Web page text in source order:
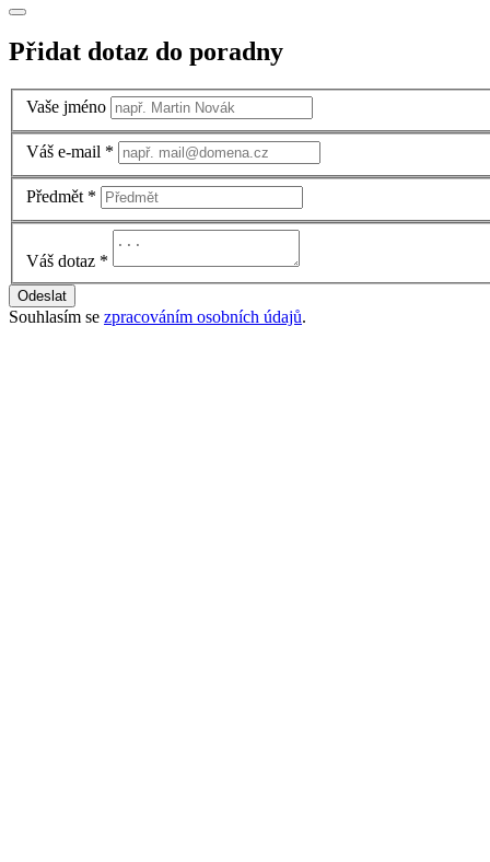
Přidat dotaz do poradny
Vaše jméno
Váš e-mail *
Předmět *
Váš dotaz *
Odeslat
Souhlasím se zpracováním osobních údajů.